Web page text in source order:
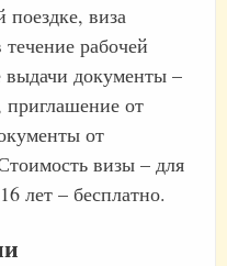
поездке, виза
рабочей
выдачи документы –
приглашение от
от
визы – для
лет – бесплатно.